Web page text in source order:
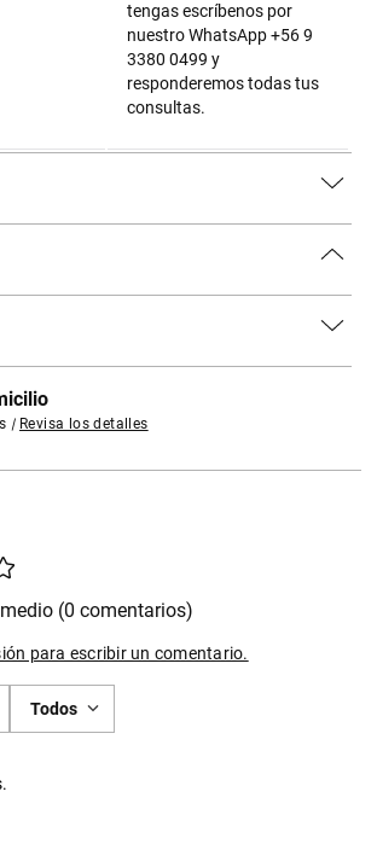
tengas escríbenos por
nuestro WhatsApp +56 9
3380 0499 y
responderemos todas tus
consultas.
| Revisa los detalles
(0 comentarios)
para escribir un comentario.
Todos